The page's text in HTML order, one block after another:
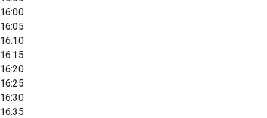
16:00
16:05
16:10
16:15
16:20
16:25
16:30
16:35